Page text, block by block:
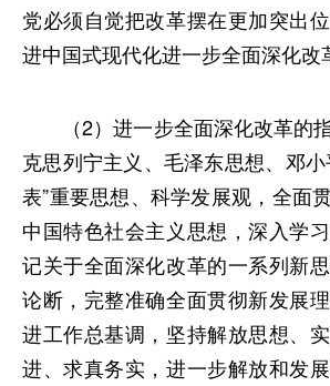
党必须自觉把改革摆在更加突出
进中国式现代化进一步全面深化改
（2）进一步全面深化改革的
克思列宁主义、毛泽东思想、邓
表”重要思想、科学发展观，全面
中国特色社会主义思想，深入学
记关于全面深化改革的一系列新
论断，完整准确全面贯彻新发展
进工作总基调，坚持解放思想、
进、求真务实，进一步解放和发